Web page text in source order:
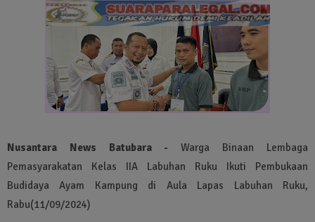
Nusantara News Batubara -Warga Binaan Lembaga
Pemasyarakatan Kelas IIA Labuhan Ruku Ikuti Pembukaan
Budidaya Ayam Kampung di Aula Lapas Labuhan Ruku,
Rabu(11/09/2024)